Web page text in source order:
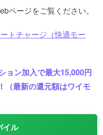
ページをご覧ください。
トチャージ（快適モー
ョン加入で最大15,000円
（最新の還元額はワイモ
イル